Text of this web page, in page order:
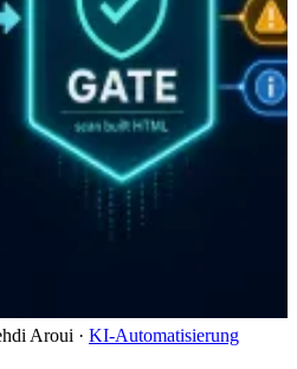
Aroui · KI-Automatisierung